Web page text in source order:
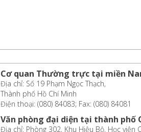
Cơ quan Thường trực tại miền
Địa chỉ: Số 19 Phạm Ngọc Thạch,
Thành phố Hồ Chí Minh
Điện thoại: (080) 84083; Fax: (080) 84081
Văn phòng đại diện tại thành phố
Địa chỉ: Phòng 302, Khu Hiệu Bộ, Học viện